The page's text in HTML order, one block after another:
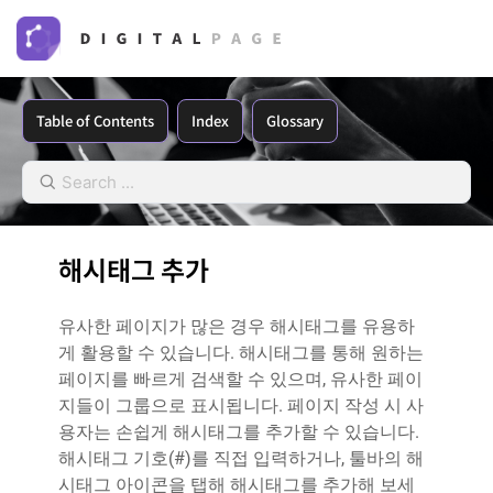
Table of Contents Index Glossary
해시태그 추가
유사한 페이지가 많은 경우 해시태그를 유용하
게 활용할 수 있습니다. 해시태그를 통해 원하는
페이지를 빠르게 검색할 수 있으며, 유사한 페이
지들이 그룹으로 표시됩니다. 페이지 작성 시 사
용자는 손쉽게 해시태그를 추가할 수 있습니다.
해시태그 기호(#)를 직접 입력하거나, 툴바의 해
시태그 아이콘을 탭해 해시태그를 추가해 보세